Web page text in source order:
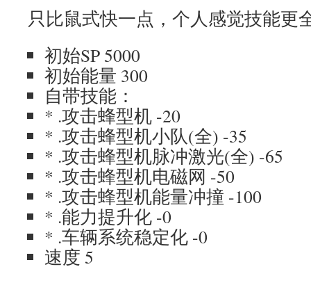
只比鼠式快一点，个人感觉技能更
初始SP 5000
初始能量 300
自带技能：
* .攻击蜂型机 -20
* .攻击蜂型机小队(全) -35
* .攻击蜂型机脉冲激光(全) -65
* .攻击蜂型机电磁网 -50
* .攻击蜂型机能量冲撞 -100
* .能力提升化 -0
* .车辆系统稳定化 -0
速度 5